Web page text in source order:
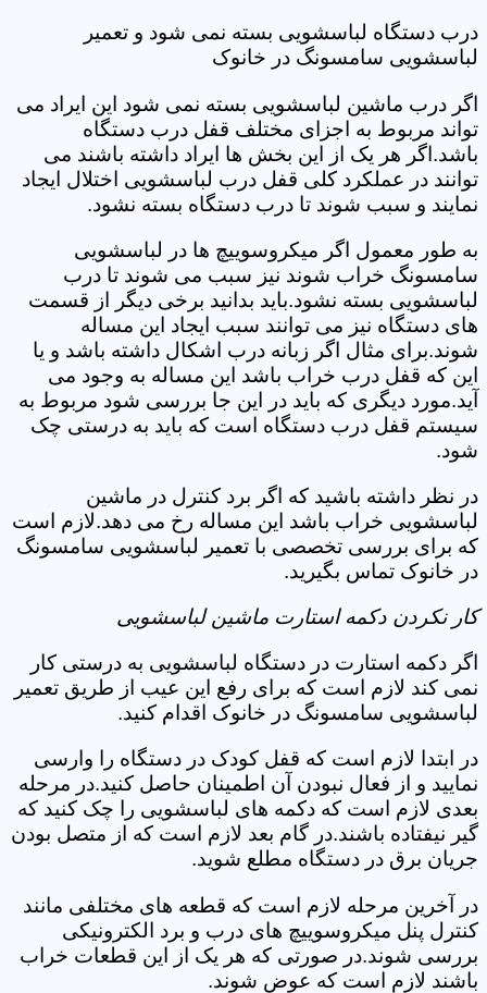
درب دستگاه لباسشویی بسته نمی شود و تعمیر
لباسشویی سامسونگ در خانوک
اگر درب ماشین لباسشویی بسته نمی شود این ایراد می
تواند مربوط به اجزای مختلف قفل درب دستگاه
باشد.اگر هر یک از این بخش ها ایراد داشته باشند می
توانند در عملکرد کلی قفل درب لباسشویی اختلال ایجاد
نمایند و سبب شوند تا درب دستگاه بسته نشود.
به طور معمول اگر میکروسوییچ ها در لباسشویی
سامسونگ خراب شوند نیز سبب می شوند تا درب
لباسشویی بسته نشود.باید بدانید برخی دیگر از قسمت
های دستگاه نیز می توانند سبب ایجاد این مساله
شوند.برای مثال اگر زبانه درب اشکال داشته باشد و یا
این که قفل درب خراب باشد این مساله به وجود می
آید.مورد دیگری که باید در این جا بررسی شود مربوط به
سیستم قفل درب دستگاه است که باید به درستی چک
شود.
در نظر داشته باشید که اگر برد کنترل در ماشین
لباسشویی خراب باشد این مساله رخ می دهد.لازم است
که برای بررسی تخصصی با تعمیر لباسشویی سامسونگ
در خانوک تماس بگیرید.
کار نکردن دکمه استارت ماشین لباسشویی
اگر دکمه استارت در دستگاه لباسشویی به درستی کار
نمی کند لازم است که برای رفع این عیب از طریق تعمیر
لباسشویی سامسونگ در خانوک اقدام کنید.
در ابتدا لازم است که قفل کودک در دستگاه را وارسی
نمایید و از فعال نبودن آن اطمینان حاصل کنید.در مرحله
بعدی لازم است که دکمه های لباسشویی را چک کنید که
گیر نیفتاده باشند.در گام بعد لازم است که از متصل بودن
جریان برق در دستگاه مطلع شوید.
در آخرین مرحله لازم است که قطعه های مختلفی مانند
کنترل پنل میکروسوییچ های درب و برد الکترونیکی
بررسی شوند.در صورتی که هر یک از این قطعات خراب
باشند لازم است که عوض شوند.